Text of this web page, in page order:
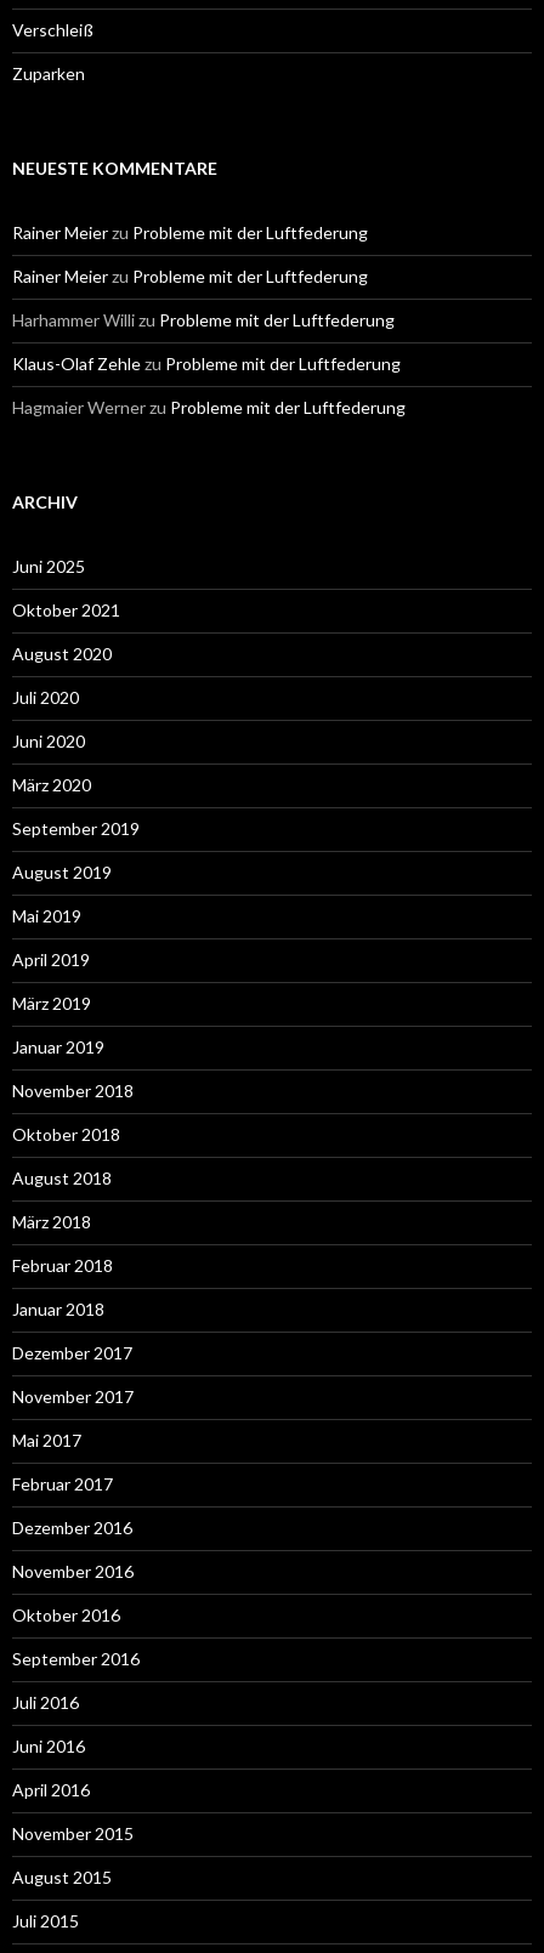
Verschleiß
Zuparken
NEUESTE KOMMENTARE
Rainer Meierzu Probleme mit der Luftfederung
Rainer Meierzu Probleme mit der Luftfederung
Harhammer Willizu Probleme mit der Luftfederung
Klaus-Olaf Zehlezu Probleme mit der Luftfederung
Hagmaier Wernerzu Probleme mit der Luftfederung
ARCHIV
Juni 2025
Oktober 2021
August 2020
Juli 2020
Juni 2020
März 2020
September 2019
August 2019
Mai 2019
April 2019
März 2019
Januar 2019
November 2018
Oktober 2018
August 2018
März 2018
Februar 2018
Januar 2018
Dezember 2017
November 2017
Mai 2017
Februar 2017
Dezember 2016
November 2016
Oktober 2016
September 2016
Juli 2016
Juni 2016
April 2016
November 2015
August 2015
Juli 2015